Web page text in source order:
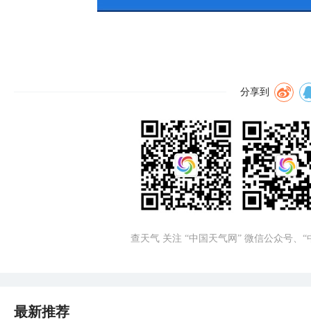
分享到
查天气 关注 “中国天气网” 微信公众号、
最新推荐